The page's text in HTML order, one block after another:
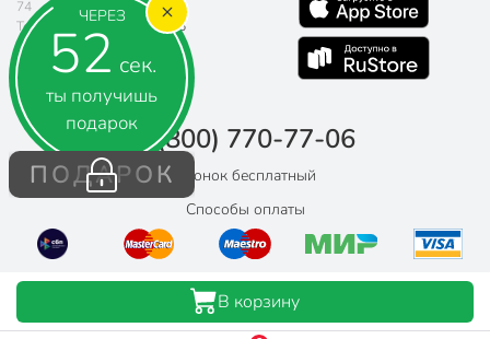
ЧЕРЕЗ
52 сек.
ты получишь
подарок
ПОДАРОК
74
Телефон:
8 (800) 770-77-06
Почта:sales@poryadok.ru
8 (800) 770-77-06
Звонок бесплатный
Способы оплаты
В корзину